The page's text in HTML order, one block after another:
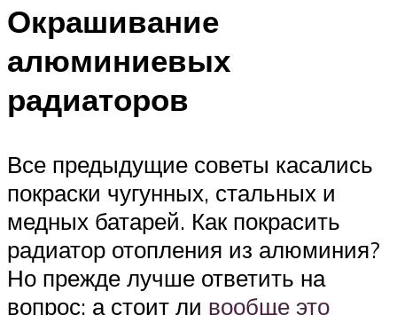
Окрашивание
алюминиевых
радиаторов
Все предыдущие советы касались
покраски чугунных, стальных и
медных батарей. Как покрасить
радиатор отопления из алюминия?
Но прежде лучше ответить на
вопрос: а стоит ли вообще это